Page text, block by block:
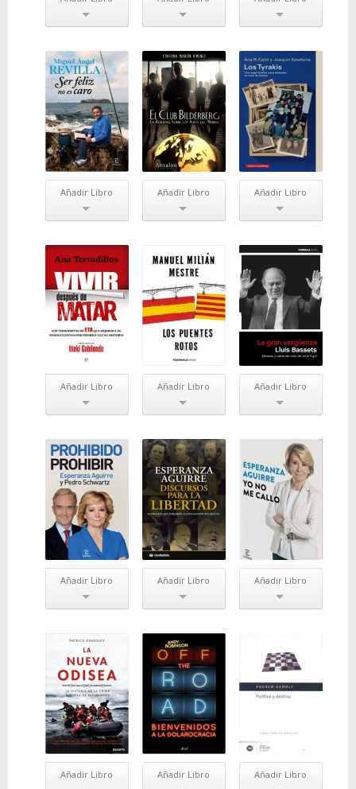
Añadir Libro Añadir Libro Añadir Libro
Añadir Libro Añadir Libro Añadir Libro
Añadir Libro Añadir Libro Añadir Libro
Añadir Libro Añadir Libro Añadir Libro